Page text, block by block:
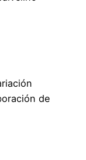
de